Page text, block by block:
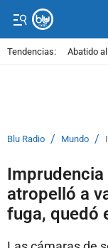
Tendencias: Abatido
Blu Radio / Mundo /
atropelló a
fuga, quedó